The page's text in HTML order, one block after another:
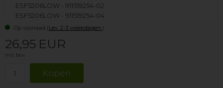
ESF5206LOW - 911519254-02
ESF5206LOW - 911519254-04
ESF5206LOW - 911519254-05
ESF5206LOW - 911549078-01
ESF5206LOW - 911549091-00
ESF5206LOW - 911549091-01
ESF5206LOW - 911549091-02
ESF5206LOW - 911549091-03
Op voorraad (Lev. 2-3 weekdagen. ).
26,95 EUR
Incl. btw